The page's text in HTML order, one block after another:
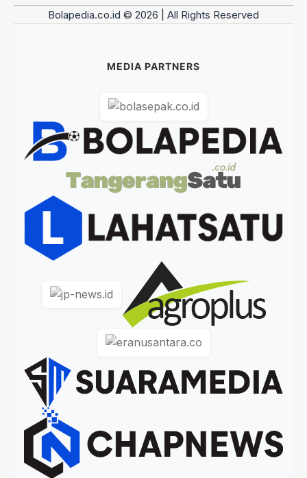
Bolapedia.co.id © 2026 | All Rights Reserved
MEDIA PARTNERS